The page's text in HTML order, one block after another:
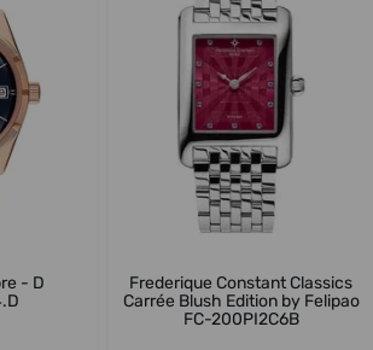
- D
Frederique Constant Classics
Carrée Blush Edition by Felipao
FC-200PI2C6B